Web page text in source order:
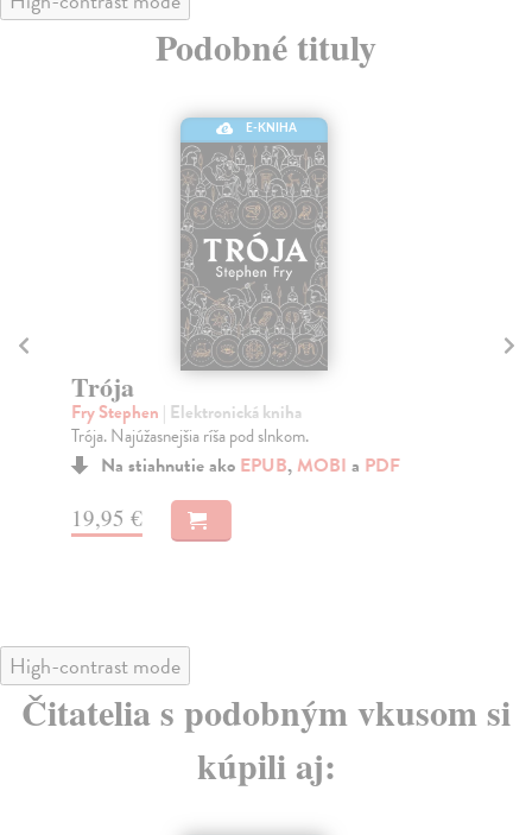
Podobné tituly
E-KNIHA
Trója
Fry Stephen | Elektronická kniha
Trója. Najúžasnejšia ríša pod slnkom.
Na stiahnutie ako EPUB, MOBI a PDF
19,95 €
High-contrast mode
Čitatelia s podobným vkusom si
kúpili aj: